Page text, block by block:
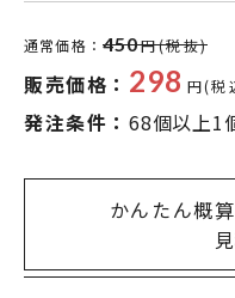
通常価格： 450円(税抜)
販売価格： 298 円(税
発注条件： 68個以上1
かんたん概